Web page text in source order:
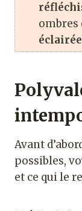
ombres
Avant
possibles,
et ce qui le